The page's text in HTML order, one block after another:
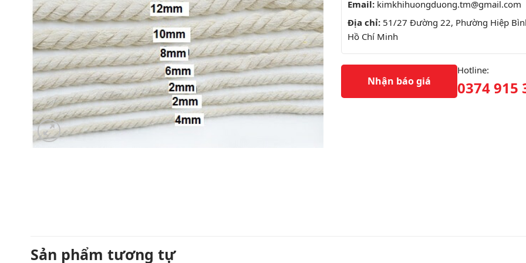
Email: kimkhihuongduong.tm@gmail.com
Địa chỉ: 51/27 Đường 22, Phường Hiệp
Hồ Chí Minh
Nhận báo giá
Hotline:
0374 915
Sản phẩm tương tự